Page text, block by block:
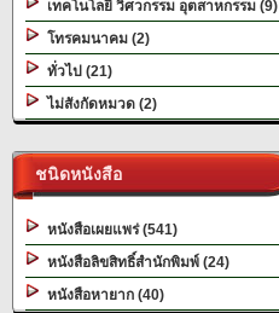
เทคโนโลยี วิศวกรรม อุตสาหกรรม (9)
โทรคมนาคม (2)
ทั่วไป (21)
ไม่สังกัดหมวด (2)
ชนิดหนังสือ
หนังสือเผยแพร่ (541)
หนังสือลิขสิทธิ์สำนักพิมพ์ (24)
หนังสือหายาก (40)